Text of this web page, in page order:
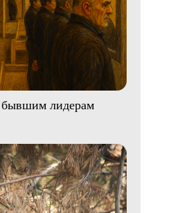
бывшим лидерам